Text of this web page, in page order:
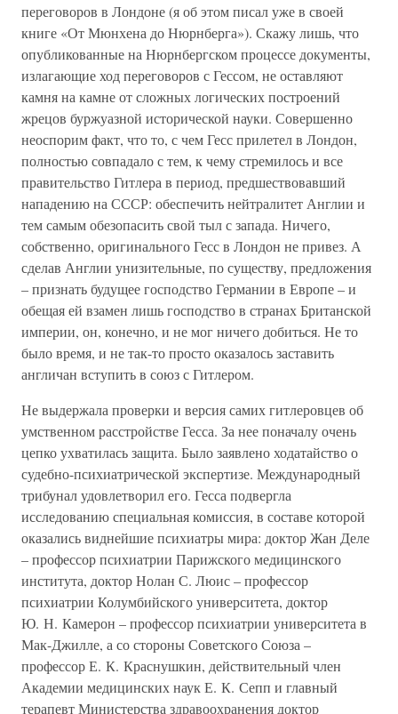
переговоров в Лондоне (я об этом писал уже в своей
книге «От Мюнхена до Нюрнберга»). Скажу лишь, что
опубликованные на Нюрнбергском процессе документы,
излагающие ход переговоров с Гессом, не оставляют
камня на камне от сложных логических построений
жрецов буржуазной исторической науки. Совершенно
неоспорим факт, что то, с чем Гесс прилетел в Лондон,
полностью совпадало с тем, к чему стремилось и все
правительство Гитлера в период, предшествовавший
нападению на СССР: обеспечить нейтралитет Англии и
тем самым обезопасить свой тыл с запада. Ничего,
собственно, оригинального Гесс в Лондон не привез. А
сделав Англии унизительные, по существу, предложения
– признать будущее господство Германии в Европе – и
обещая ей взамен лишь господство в странах Британской
империи, он, конечно, и не мог ничего добиться. Не то
было время, и не так-то просто оказалось заставить
англичан вступить в союз с Гитлером.
Не выдержала проверки и версия самих гитлеровцев об
умственном расстройстве Гесса. За нее поначалу очень
цепко ухватилась защита. Было заявлено ходатайство о
судебно-психиатрической экспертизе. Международный
трибунал удовлетворил его. Гесса подвергла
исследованию специальная комиссия, в составе которой
оказались виднейшие психиатры мира: доктор Жан Деле
– профессор психиатрии Парижского медицинского
института, доктор Нолан С. Люис – профессор
психиатрии Колумбийского университета, доктор
Ю. Н. Камерон – профессор психиатрии университета в
Мак-Джилле, а со стороны Советского Союза –
профессор Е. К. Краснушкин, действительный член
Академии медицинских наук Е. К. Сепп и главный
терапевт Министерства здравоохранения доктор